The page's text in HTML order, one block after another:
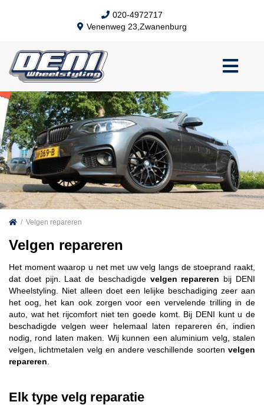
020-4972717
Venenweg 23,Zwanenburg
/ Velgen repareren
Velgen repareren
Het moment waarop u net met uw velg langs de stoeprand raakt,
dat doet pijn. Laat de beschadigde velgen repareren bij DENI
Wheelstyling. Niet alleen doet een lelijke beschadiging zeer aan
het oog, het kan ook zorgen voor een vervelende trilling in de
auto, wat het rijcomfort niet ten goede komt. Bij DENI kunt u de
beschadigde velgen weer helemaal laten repareren én, indien
nodig, rond laten maken. Wij kunnen een aluminium velg, stalen
velgen, lichtmetalen velg en andere veschillende soorten velgen
repareren
Elk type velg reparatie